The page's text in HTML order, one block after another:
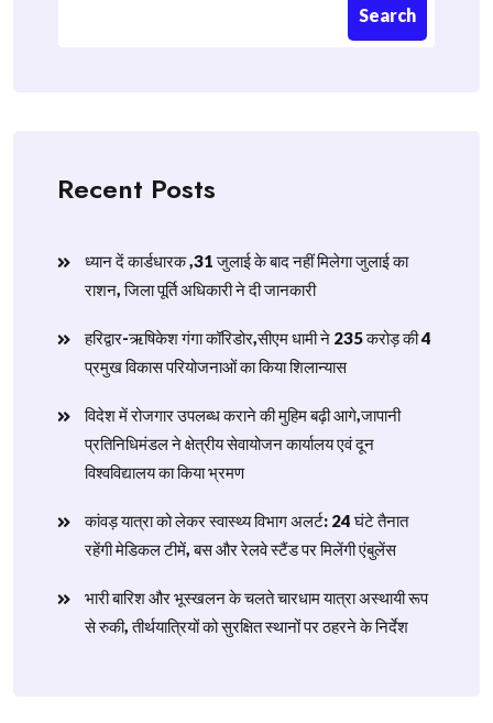
Search
Recent Posts
ध्यान दें कार्डधारक ,31 जुलाई के बाद नहीं मिलेगा जुलाई का
राशन, जिला पूर्ति अधिकारी ने दी जानकारी
हरिद्वार-ऋषिकेश गंगा कॉरिडोर,सीएम धामी ने 235 करोड़ की 4
प्रमुख विकास परियोजनाओं का किया शिलान्यास
विदेश में रोजगार उपलब्ध कराने की मुहिम बढ़ी आगे,जापानी
प्रतिनिधिमंडल ने क्षेत्रीय सेवायोजन कार्यालय एवं दून
विश्वविद्यालय का किया भ्रमण
​कांवड़ यात्रा को लेकर स्वास्थ्य विभाग अलर्ट: 24 घंटे तैनात
रहेंगी मेडिकल टीमें, बस और रेलवे स्टैंड पर मिलेंगी एंबुलेंस
​भारी बारिश और भूस्खलन के चलते चारधाम यात्रा अस्थायी रूप
से रुकी, तीर्थयात्रियों को सुरक्षित स्थानों पर ठहरने के निर्देश